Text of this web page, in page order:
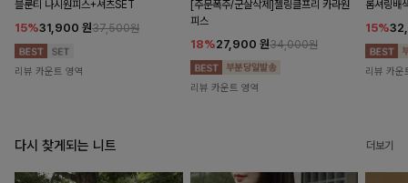
블룬티 나시원피스+셔츠SET
15%31,900 원37,500원
리뷰 카운트 영역
[주문폭주/군살삭제]젤링클프리 카라원
피스
18%27,900 원34,000원
리뷰 카운트 영역
롬셔링배
15%
리뷰 카운
다시 찾게되는 니트 더보기